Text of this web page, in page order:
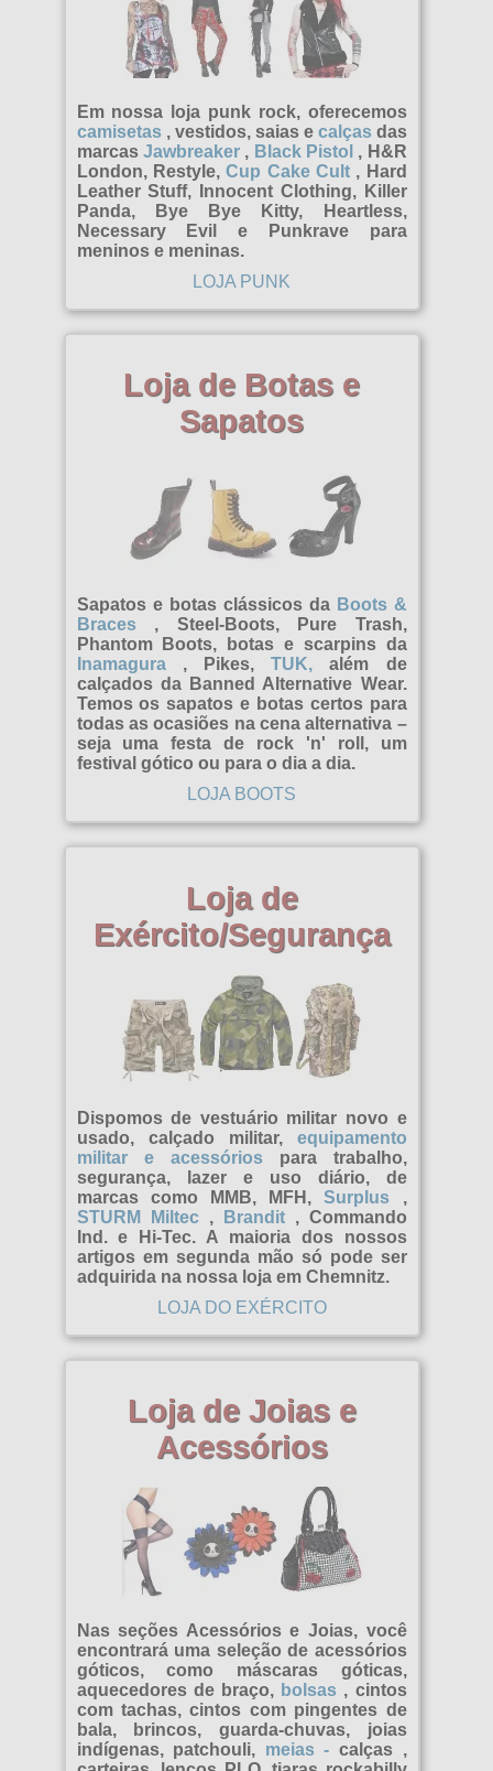
Rainha das Trevas
Relco
Reestilizar
Rockabella
Sinistro
Consultor de imagem
Vixxsin
Roupas de Guerreiro
Loja Gótica
Hot Rod
Rockabilly
Mods
Em nossa loja punk rock, oferecemos
camisetas, vestidos, saias e calçasdas
marcas Jawbreaker, Black Pistol , H&R
London, Restyle,Cup Cake Cult, Hard
Leather Stuff, Innocent Clothing, Killer
Panda, Bye Bye Kitty, Heartless,
Necessary Evil e Punkrave para
meninos e meninas.
LOJA PUNK
Loja de Botas e
Sapatos
Sapatos e botas clássicos da Boots &
Braces, Steel-Boots, Pure Trash,
Phantom Boots, botas e scarpins da
Inamagura, Pikes,TUK, além de
calçados da Banned Alternative Wear.
Temos os sapatos e botas certos para
todas as ocasiões na cena alternativa –
seja uma festa de rock 'n' roll, um
festival gótico ou para o dia a dia.
LOJA BOOTS
Loja de
Exército/Segurança
Dispomos de vestuário militar novo e
usado, calçado militar, equipamento
militar e acessóriospara trabalho,
segurança, lazer e uso diário, de
marcas como MMB, MFH,Surplus ,
STURM Miltec, Brandit, Commando
Ind. e Hi-Tec. A maioria dos nossos
artigos em segunda mão só pode ser
adquirida na nossa loja em Chemnitz.
LOJA DO EXÉRCITO
Loja de Joias e
Acessórios
Nas seções Acessórios e Joias, você
encontrará uma seleção de acessórios
góticos, como máscaras góticas,
aquecedores de braço, bolsas , cintos
com tachas, cintos com pingentes de
bala, brincos, guarda-chuvas, joias
indígenas, patchouli, meias- calças ,